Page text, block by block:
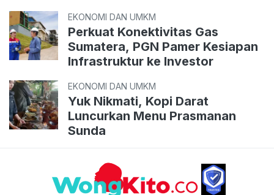
EKONOMI DAN UMKM
Perkuat Konektivitas Gas
Sumatera, PGN Pamer Kesiapan
Infrastruktur ke Investor
EKONOMI DAN UMKM
Yuk Nikmati, Kopi Darat
Luncurkan Menu Prasmanan
Sunda